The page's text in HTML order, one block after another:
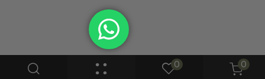
0 0